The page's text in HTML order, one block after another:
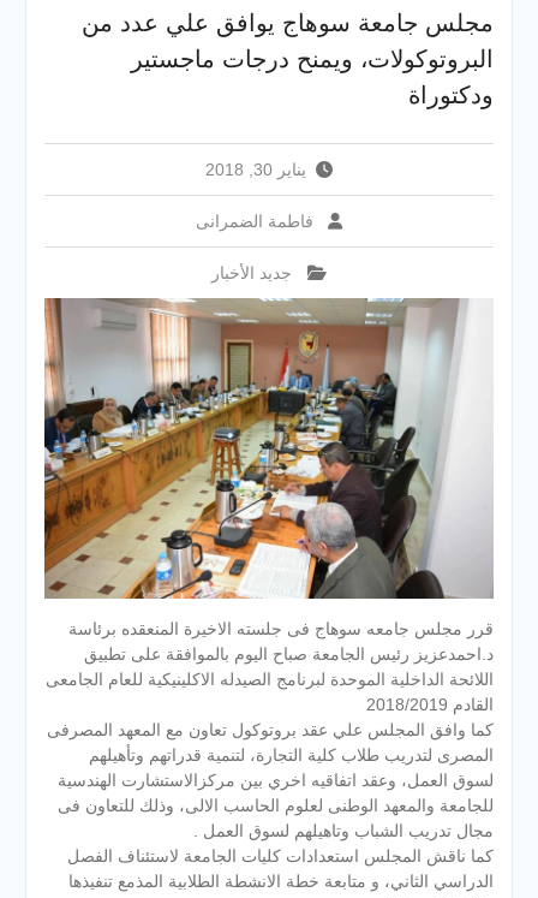
والخدمية بجامعة سوهاج
جامعة سوهاج تفتح أبوابها
الإلكتروني للقبول بالجامعات
مجلس جامعة سوهاج يوافق علي عدد من
البروتوكولات، ويمنح درجات ماجستير
ودكتوراة
يناير 30, 2018
فاطمة الضمرانى
جديد الأخبار
قرر مجلس جامعه سوهاج فى جلسته الاخيرة المنعقده برئاسة
د.احمدعزيز رئيس الجامعة صباح اليوم بالموافقة على تطبيق
اللائحة الداخلية الموحدة لبرنامج الصيدله الاكلينيكية للعام الجامعى
القادم 2018/2019
كما وافق المجلس علي عقد بروتوكول تعاون مع المعهد المصرفى
المصرى لتدريب طلاب كلية التجارة، لتنمية قدراتهم وتأهيلهم
لسوق العمل، وعقد اتفاقيه اخري بين مركزالاستشارت الهندسية
للجامعة والمعهد الوطنى لعلوم الحاسب الالى، وذلك للتعاون فى
مجال تدريب الشباب وتاهيلهم لسوق العمل .
كما ناقش المجلس استعدادات كليات الجامعة لاستئناف الفصل
الدراسي الثاني، و متابعة خطة الانشطة الطلابية المذمع تنفيذها